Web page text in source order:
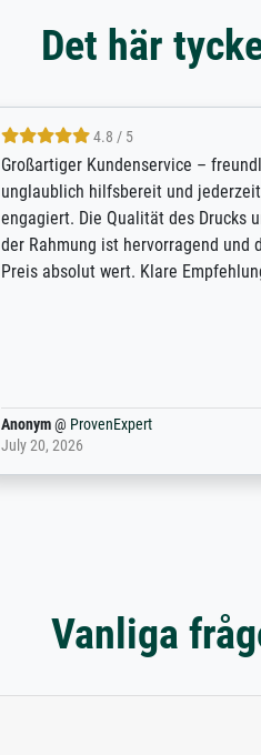
Det här
5 / 5
Für ein Erinnerungsbuch mit der
Feldpost meines Großvaters aus
Weltkrieg benötigte ich ein
ausdrucksvolles Bild. Das habe ich
Ihnen gefunden. Bei der Auswahl
weiter. Vielen ...
Margot@ProvenExpert
February 20, 2026
Vanliga